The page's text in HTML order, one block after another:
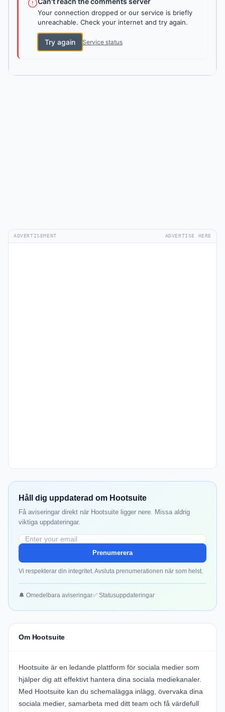
Your connection dropped or our service is briefly
unreachable. Check your internet and try again.
Try again Service status
ADVERTISEMENT ADVERTISE HERE
Håll dig uppdaterad om Hootsuite
Få aviseringar direkt när Hootsuite ligger nere. Missa aldrig
viktiga uppdateringar.
Prenumerera
Vi respekterar din integritet. Avsluta prenumerationen när som helst.
🔔 Omedelbara aviseringar✅ Statusuppdateringar
Om Hootsuite
Hootsuite är en ledande plattform för sociala medier som
hjälper dig att effektivt hantera dina sociala mediekanaler.
Med Hootsuite kan du schemalägga inlägg, övervaka dina
sociala medier, samarbeta med ditt team och få värdefull